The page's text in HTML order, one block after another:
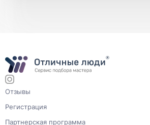
Отзывы
Регистрация
Партнерская программа